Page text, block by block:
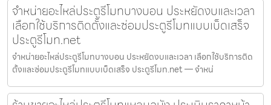
จำหน่ายอะไหล่ประตูรีโมทบางบอน ประหยัดงบและเวลา
เลือกใช้บริการติดตั้งและซ่อมประตูรีโมทแบบเบ็ดเสร็จ
ประตูรีโมท.net
จำหน่ายอะไหล่ประตูรีโมทบางบอน ประหยัดงบและเวลา เลือกใช้บริการติด
ตั้งและซ่อมประตูรีโมทแบบเบ็ดเสร็จ ประตูรีโมท.net — จำหน่